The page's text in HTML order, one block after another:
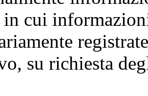
in cui
su richiesta